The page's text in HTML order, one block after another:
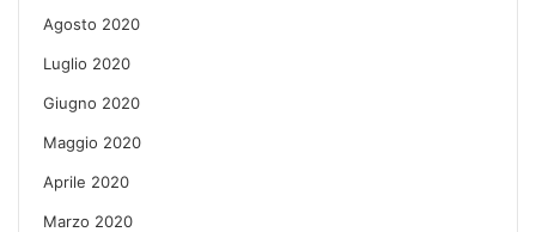
Agosto 2020
Luglio 2020
Giugno 2020
Maggio 2020
Aprile 2020
Marzo 2020